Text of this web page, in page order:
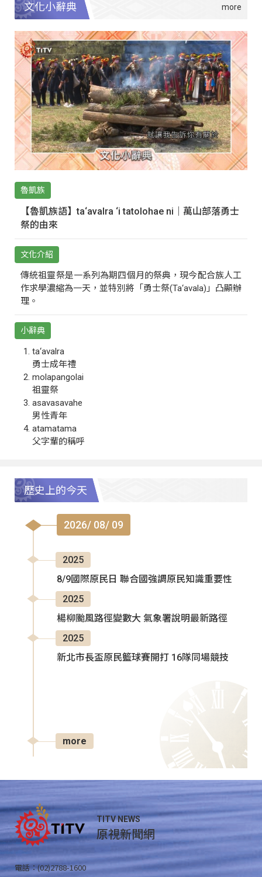
文化小辭典
魯凱族
【魯凱族語】ta‘avalra ‘i tatolohae ni｜萬山部落勇士
祭的由來
文化介紹
傳統祖靈祭是一系列為期四個月的祭典，現今配合族人工
作求學濃縮為一天，並特別將「勇士祭(Ta‘avala)」凸顯辦
理。
小辭典
ta‘avalra
勇士成年禮
molapangolai
祖靈祭
asavasavahe
男性青年
atamatama
父字輩的稱呼
歷史上的今天
2026/ 08/ 09
2025
8/9國際原民日 聯合國強調原民知識重要性
2025
楊柳颱風路徑變數大 氣象署說明最新路徑
2025
新北市長盃原民籃球賽開打 16隊同場競技
more
TITV NEWS
原視新聞網
電話：(02)2788-1600